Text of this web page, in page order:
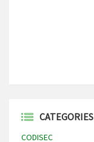
CATEGORIES
CODISEC